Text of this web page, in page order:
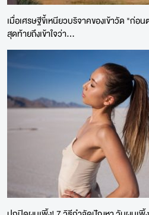
เมื่อเศรษฐีขี้เหนียวบริจาคของเข้าวัด "ก่
สุดท้ายถึงเข้าใจว่า...